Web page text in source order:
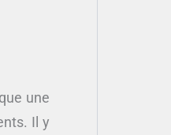
une
Il y